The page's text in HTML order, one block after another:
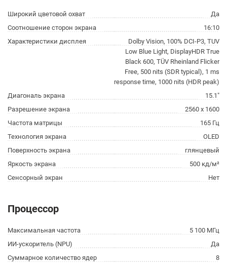
Широкий цветовой охват
Да
Соотношение сторон экрана
16:10
Характеристики дисплея
Dolby Vision, 100% DCI-P3, TUV
Low Blue Light, DisplayHDR True
Black 600, TÜV Rheinland Flicker
Free, 500 nits (SDR typical), 1 ms
response time, 1000 nits (HDR peak)
Диагональ экрана
15.1"
Разрешение экрана
2560 x 1600
Частота матрицы
165 Гц
Технология экрана
OLED
Поверхность экрана
глянцевый
Яркость экрана
500 кд/м²
Сенсорный экран
Нет
Процессор
Максимальная частота
5 100 МГц
ИИ-ускоритель (NPU)
Да
Суммарное количество ядер
8